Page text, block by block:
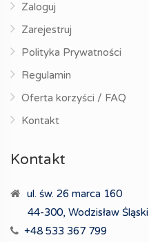
Zaloguj
Zarejestruj
Polityka Prywatności
Regulamin
Oferta korzyści / FAQ
Kontakt
Kontakt
ul. św. 26 marca 160
44-300, Wodzisław Śląski
+48 533 367 799